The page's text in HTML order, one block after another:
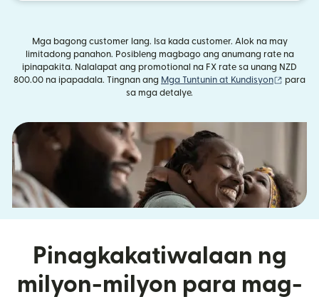
Mga bagong customer lang. Isa kada customer. Alok na may
limitadong panahon. Posibleng magbago ang anumang rate na
ipinapakita. Nalalapat ang promotional na FX rate sa unang NZD
800.00 na ipapadala. Tingnan ang Mga Tuntunin at Kundisyon
para
sa mga detalye.
Pinagkakatiwalaan ng
milyon-milyon para mag-